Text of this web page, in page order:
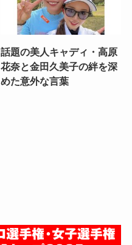
話題の美人キャディ・高原
花奈と金田久美子の絆を深
めた意外な言葉